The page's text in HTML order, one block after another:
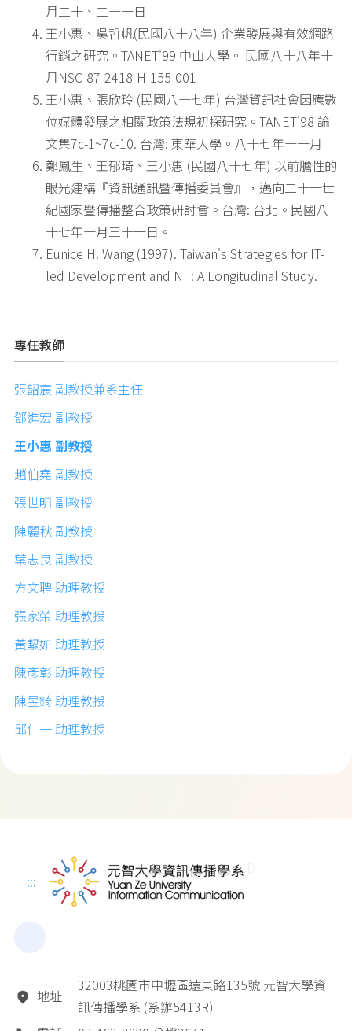
月二十、二十一日
王小惠、吳哲帆(民國八十八年) 企業發展與有效網路
行銷之研究。TANET'99 中山大學。 民國八十八年十
月NSC-87-2418-H-155-001
王小惠、張欣玲 (民國八十七年) 台灣資訊社會因應數
位媒體發展之相關政策法規初探研究。TANET'98 論
文集7c-1~7c-10. 台灣: 東華大學。八十七年十一月
鄭鳳生、王郁琦、王小惠 (民國八十七年) 以前膽性的
眼光建構『資訊通訊暨傳播委員會』，邁向二十一世
紀國家暨傳播整合政策研討會。台灣: 台北。民國八
十七年十月三十一日。
Eunice H. Wang (1997). Taiwan's Strategies for IT-
led Development and NII: A Longitudinal Study.
專任教師
張韶宸 副教授兼系主任
鄧進宏 副教授
王小惠 副教授
趙伯堯 副教授
張世明 副教授
陳麗秋 副教授
葉志良 副教授
方文聘 助理教授
張家榮 助理教授
黃絜如 助理教授
陳彥彰 助理教授
陳昱錡 助理教授
邱仁一 助理教授
:::
地址
32003桃園市中壢區遠東路135號 元智大學資
訊傳播學系 (系辦5413R)